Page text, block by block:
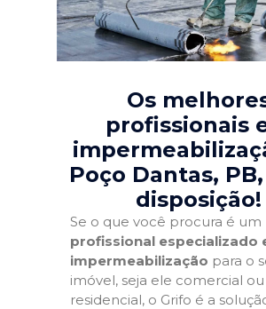
Os
profissionais
Poço Dantas, PB
disposição!
Se o que você procura é um
profissional especializado
impermeabilização para o
imóvel, seja ele comercial ou
residencial, o Grifo é a